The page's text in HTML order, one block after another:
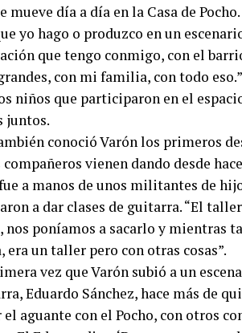
mueve día a día en la Casa de Pocho.
yo hago o produzco en un
que tengo conmigo, con el
con mi familia, con todo
niños que participaron en el
juntos.
conoció Varón los primeros
vienen dando desde
a manos de unos militantes de
a dar clases de guitarra. “El
nos poníamos a sacarlo y mientras
era un taller pero con otras cosas”.
vez que Varón subió a un
Eduardo Sánchez, hace más de
el aguante con el Pocho, con otros